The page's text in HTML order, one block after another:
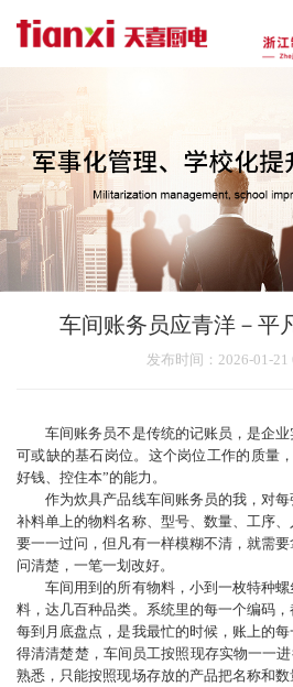
车间账务员应青洋－平
发布时间 ：2026-01-
车间账务员不是传统的记账员，是企业
可或缺的基石岗位。这个岗位工作的质量
好钱、控住本”的能力。
作为炊具产品线车间账务员的我，对每
补料单上的物料名称、型号、数量、工序
要一一过问，但凡有一样模糊不清，就需
问清楚，一笔一划改好。
车间用到的所有物料，小到一枚特种螺
料，达几百种品类。系统里的每一个编码，
每到月底盘点，是我最忙的时候，账上的
得清清楚楚，车间员工按照现存实物一一
熟悉，只能按照现场存放的产品把名称和